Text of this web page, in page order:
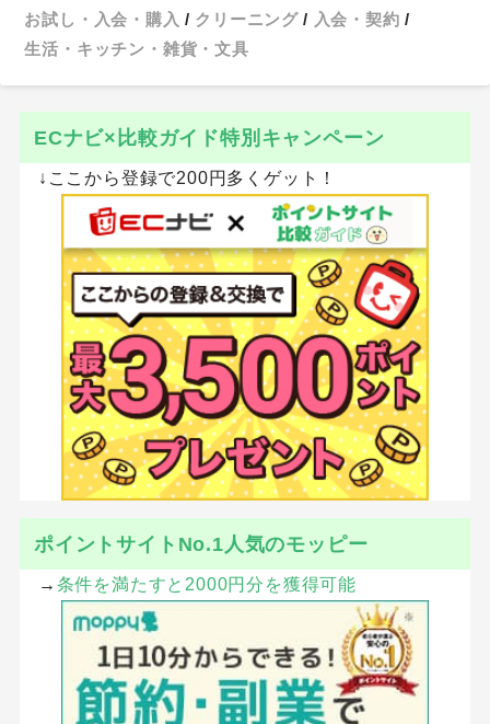
お試し・入会・購入
クリーニング
入会・契約
生活・キッチン・雑貨・文具
ECナビ×比較ガイド特別キャンペーン
↓ここから登録で200円多くゲット！
ポイントサイトNo.1人気のモッピー
→ 条件を満たすと2000円分を獲得可能